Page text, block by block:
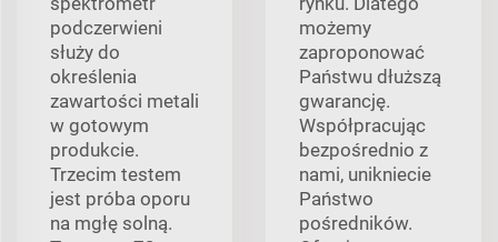
podczerwieni
służy do
określenia
zawartości metali
w gotowym
produkcie.
Trzecim testem
jest próba oporu
na mgłę solną.
możemy
zaproponować
Państwu dłuższą
gwarancję.
Współpracując
bezpośrednio z
nami, unikniecie
Państwo
pośredników.